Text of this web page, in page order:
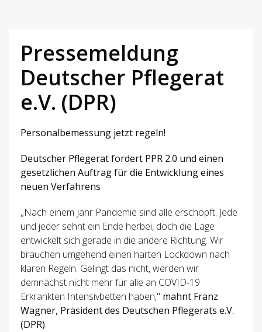
Pressemeldung
Deutscher Pflegerat
e.V. (DPR)
Personalbemessung jetzt regeln!
Deutscher Pflegerat fordert PPR 2.0 und einen
gesetzlichen Auftrag für die Entwicklung eines
neuen Verfahrens
„Nach einem Jahr Pandemie sind alle erschöpft. Jede
und jeder sehnt ein Ende herbei, doch die Lage
entwickelt sich gerade in die andere Richtung. Wir
brauchen umgehend einen harten Lockdown nach
klaren Regeln. Gelingt das nicht, werden wir
demnächst nicht mehr für alle an COVID-19
Erkrankten Intensivbetten haben," mahnt Franz
Wagner, Präsident des Deutschen Pflegerats e.V.
(DPR).